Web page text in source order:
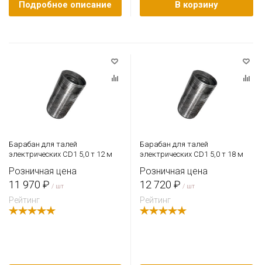
Подробное описание В корзину
Барабан для талей
электрических CD1 5,0 т 12 м
Розничная цена
11 970 ₽ / шт
Рейтинг
Барабан для талей
электрических CD1 5,0 т 18 м
Розничная цена
12 720 ₽ / шт
Рейтинг